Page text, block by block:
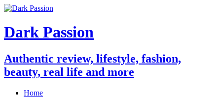
Dark Passion
Authentic review, lifestyle, fashion,
beauty, real life and more
Home